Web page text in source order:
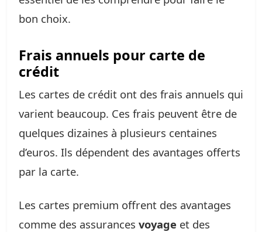
bon choix.
Frais annuels pour carte de
crédit
Les cartes de crédit ont des frais annuels qui
varient beaucoup. Ces frais peuvent être de
quelques dizaines à plusieurs centaines
d’euros. Ils dépendent des avantages offerts
par la carte.
Les cartes premium offrent des avantages
comme des assurances voyage et des